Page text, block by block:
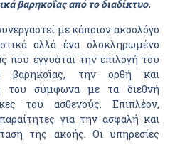
βαρηκοΐας από το διαδίκτυο.
με κάποιον ακοολόγο
αλλά ένα ολοκληρωμένο
που εγγυάται την επιλογή του
βαρηκοΐας, την ορθή και
του σύμφωνα με τα διεθνή
του ασθενούς. Επιπλέον,
για την ασφαλή και
της ακοής. Οι υπηρεσίες